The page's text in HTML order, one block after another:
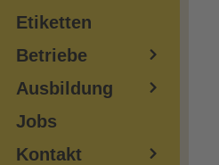
Etiketten
Betriebe
Ausbildung
Jobs
Kontakt